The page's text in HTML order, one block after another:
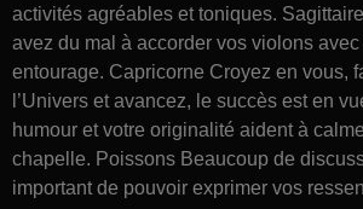
activités agréables et toniques.
avez du mal à accorder vos violons
entourage. Capricorne Croyez en vous,
l’Univers et avancez, le succès est en
humour et votre originalité aident à
chapelle. Poissons Beaucoup de
important de pouvoir exprimer vos